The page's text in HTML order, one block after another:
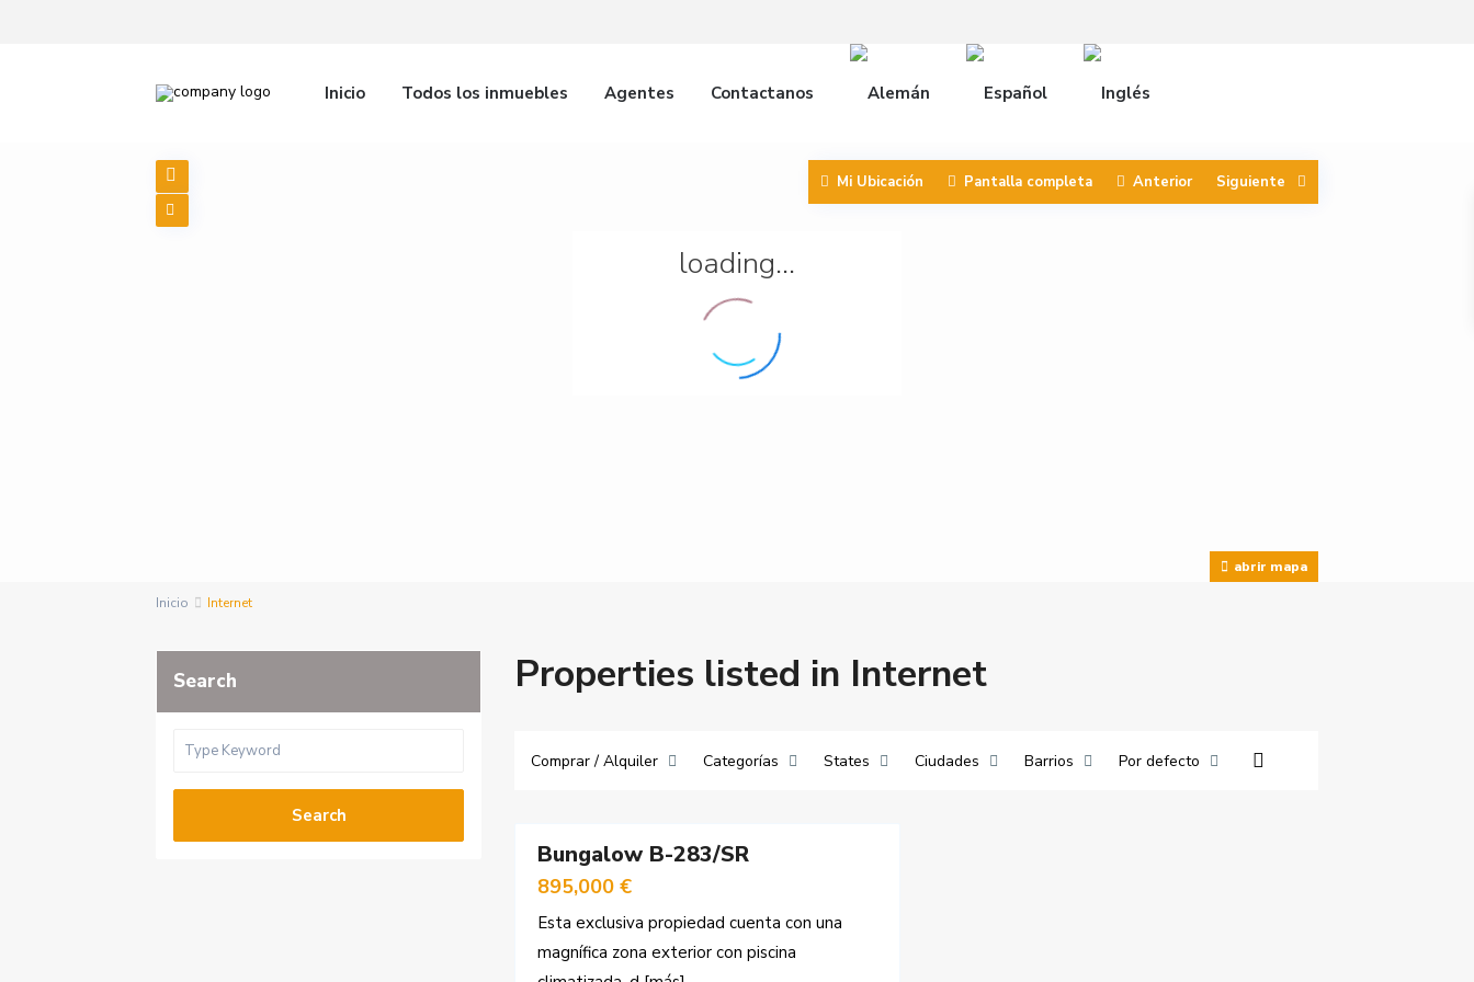
Inicio Todos los inmuebles Agentes Contactanos
loading...
abrir mapa
Mi Ubicación Pantalla completa Anterior Siguiente
Inicio Internet
Properties listed in Internet
Comprar / Alquiler Categorías States Ciudades Barrios Por defecto
Bungalow B-283/SR
895,000 €
Esta exclusiva propiedad cuenta con una
magnífica zona exterior con piscina
Search
Search